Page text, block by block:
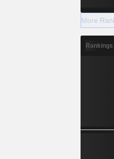
More
Rankings